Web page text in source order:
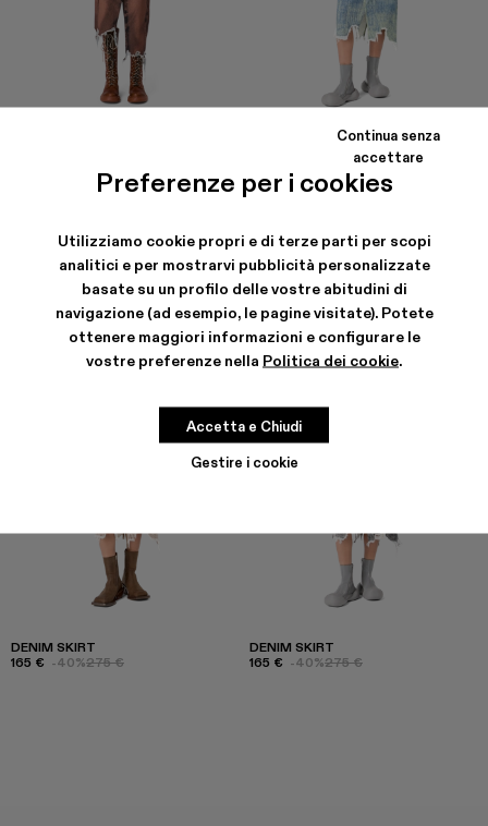
Preferenze per i cookies
Utilizziamo cookie propri e di terze parti per scopi
analitici e per mostrarvi pubblicità personalizzate
basate su un profilo delle vostre abitudini di
navigazione (ad esempio, le pagine visitate). Potete
ottenere maggiori informazioni e configurare le
vostre preferenze nella Politica dei cookie.
Gestire i cookie
Continua senza
accettare
Accetta e Chiudi
275 €
DENIM SKIRT
165 € -40%275 €
DENIM SKIRT
165 € -40%275 €